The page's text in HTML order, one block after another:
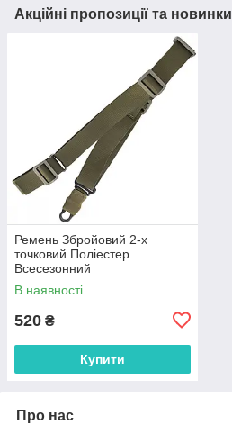
Акційні пропозиції та новинки
Ремень Збройовий 2-х
точковий Поліестер
Всесезонний
В наявності
520 ₴
Купити
Про нас